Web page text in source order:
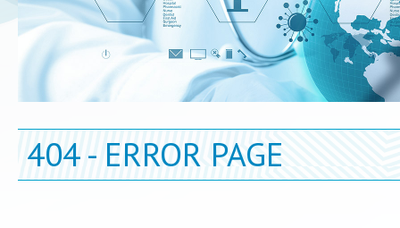
404 - ERROR PAGE